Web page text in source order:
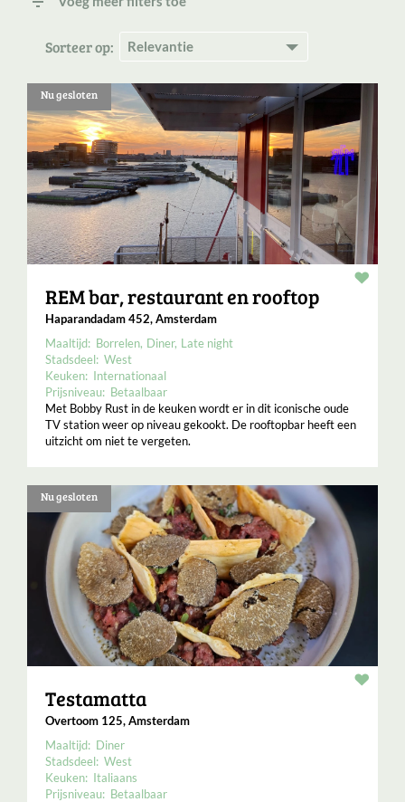
Sorteer op:
Nu gesloten
REM bar, restaurant en rooftop
Haparandadam 452, Amsterdam
Maaltijd: Borrelen Diner Late night
Stadsdeel: West
Keuken: Internationaal
Prijsniveau: Betaalbaar
Met Bobby Rust in de keuken wordt er in dit iconische oude
TV station weer op niveau gekookt. De rooftopbar heeft een
uitzicht om niet te vergeten.
Nu gesloten
Testamatta
Overtoom 125, Amsterdam
Maaltijd: Diner
Stadsdeel: West
Keuken: Italiaans
Prijsniveau: Betaalbaar